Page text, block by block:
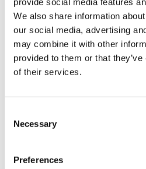
We also share information
our social media, advertising
may combine it with other
provided to them or that
of their services.
Selection
Necessary
Preferences
Liquid
Concentration
Lot specific
Buffer
Sodium azide
This product contains Sodium